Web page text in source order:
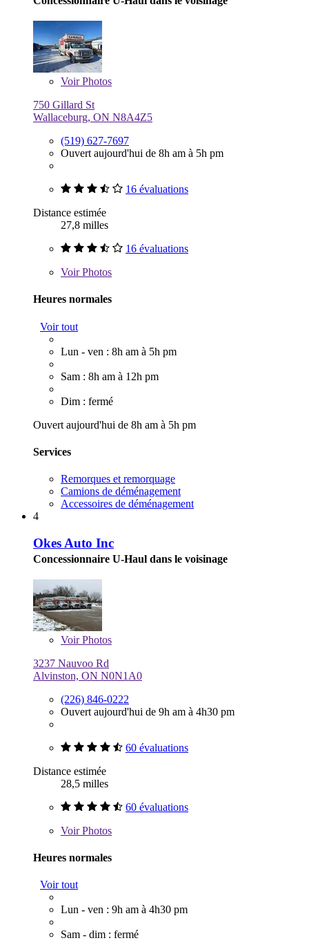
VoirPhotos
750 Gillard St
Wallaceburg, ON N8A4Z5
(519) 627-7697
Ouvert aujourd'hui de 8h am à 5h pm
16 évaluations
Distance estimée
27,8 milles
16 évaluations
VoirPhotos
Heures normales
Voir tout
Lun - ven : 8h am à 5h pm
Sam : 8h am à 12h pm
Dim : fermé
Ouvert aujourd'hui de 8h am à 5h pm
Services
Remorques et remorquage
Camions de déménagement
Accessoires de déménagement
4
Okes Auto Inc
Concessionnaire U-Haul dans le voisinage
VoirPhotos
3237 Nauvoo Rd
Alvinston, ON N0N1A0
(226) 846-0222
Ouvert aujourd'hui de 9h am à 4h30 pm
60 évaluations
Distance estimée
28,5 milles
60 évaluations
VoirPhotos
Heures normales
Voir tout
Lun - ven : 9h am à 4h30 pm
Sam - dim : fermé